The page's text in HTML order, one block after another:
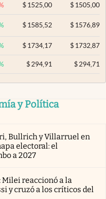
$ 1525,00 $1505,00
$ 1585,52 $1576,89
$ 1734,17 $1732,87
$ 294,91 $294,71
y Política
Bullrich y Villarruel en
electoral: el
a 2027
Milei reaccionó a la
y cruzó a los críticos del